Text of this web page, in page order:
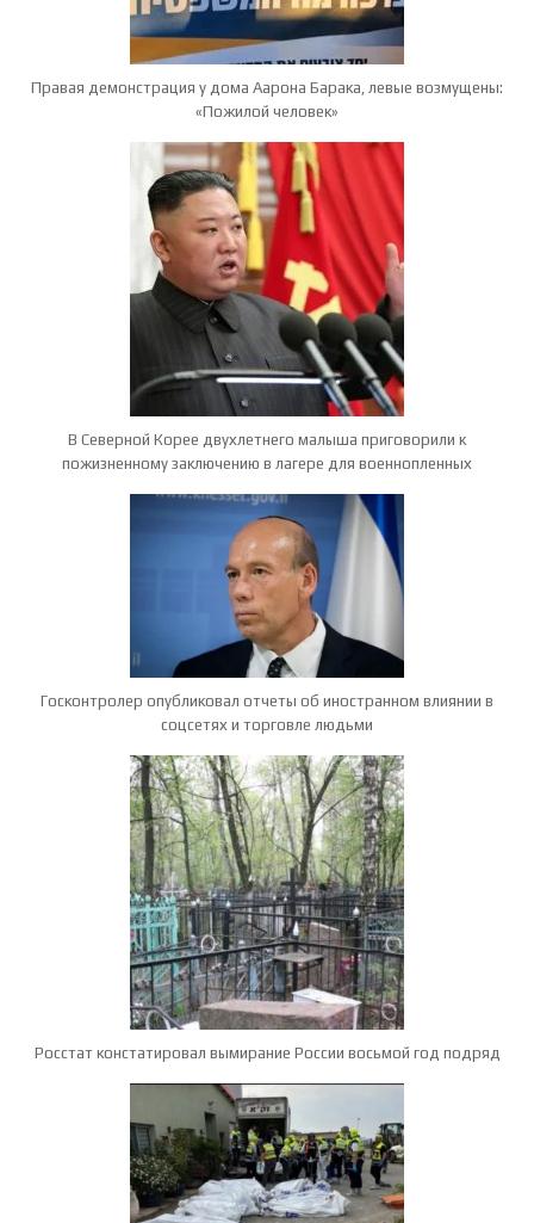
Правая демонстрация у дома Аарона Барака, левые возмущены:
«Пожилой человек»
В Северной Корее двухлетнего малыша приговорили к
пожизненному заключению в лагере для военнопленных
Госконтролер опубликовал отчеты об иностранном влиянии в
соцсетях и торговле людьми
Росстат констатировал вымирание России восьмой год подряд